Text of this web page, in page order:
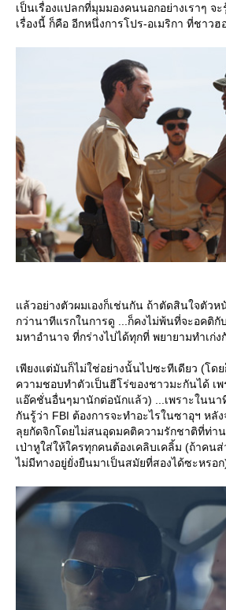
เป็นเรื่องแปลกที่มุมมองคนนอกอย่างเราๆ จ
เรื่องนี้ ก็คือ อีกหนึ่งการโปร-อเมริกา ที่ชาว
ล้วอย่างตัวผมเองก็เช่นกัน ถ้าตัดสินใจตัวห
กว่านาทีแรกในการดู ...ก็คงไม่พ้นที่จะอคติกั
มหาอำนาจ ที่กร่างไปได้ทุกที่ พยายามทำเก่
เพียงแต่มันก็ไม่ใช่อย่างนั้นไปซะทีเดียว (โดย
ความชอบทำตัวเป็นฮีโร่ของชาวมะกันได้ เพ
อ๊คชั่นอื่นๆมานักต่อนักแล้ว) ...เพราะในนา
กันรู้ว่า FBI ต้องการจะทำอะไรในซาอุฯ หลั
ลุยกัดจิกโดยไม่สนอุดมคติความรักชาติที่ท่า
เป่าหูใส่ให้ใครทุกคนต้องเคลิบเคลิ้ม (ถ้าคน
ไม่มีทางอยู่ยั่งยืนมาเป็นสมัยที่สองได้ซะหรอก